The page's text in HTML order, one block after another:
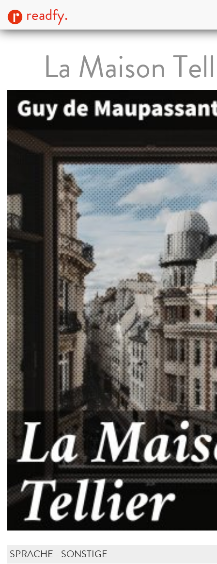
readfy.
La Maison
SPRACHE - SONSTIGE